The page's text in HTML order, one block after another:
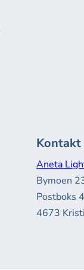
Kontakt
Aneta
Bymoen
Postboks
4673